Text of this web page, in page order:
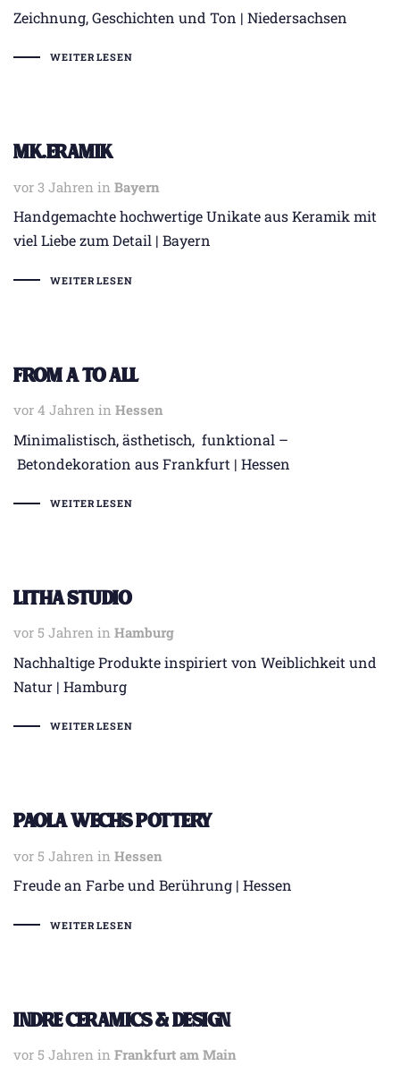
Zeichnung, Geschichten und Ton | Niedersachsen
WEITERLESEN
MK.eramik
vor 3 Jahren in
Tags Bayern
Handgemachte hochwertige Unikate aus Keramik mit
viel Liebe zum Detail | Bayern
WEITERLESEN
From A to All
vor 4 Jahren in
Tags Hessen
Minimalistisch, ästhetisch, funktional –
Betondekoration aus Frankfurt | Hessen
WEITERLESEN
Litha Studio
vor 5 Jahren in
Tags Hamburg
Nachhaltige Produkte inspiriert von Weiblichkeit und
Natur | Hamburg
WEITERLESEN
Paola Wechs Pottery
vor 5 Jahren in
Tags Hessen
Freude an Farbe und Berührung | Hessen
WEITERLESEN
indre Ceramics & Design
vor 5 Jahren in
Tags Frankfurt am Main